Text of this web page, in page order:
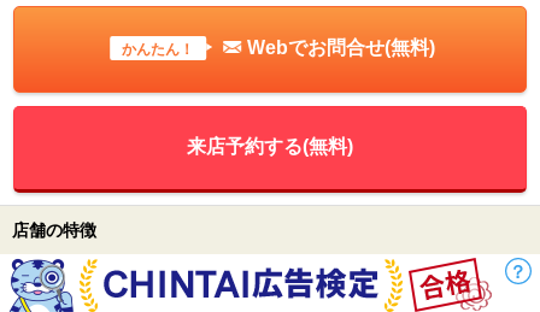
かんたん！ Webでお問合せ(無料)
来店予約する(無料)
店舗の特徴